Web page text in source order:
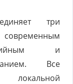
три
и
Все